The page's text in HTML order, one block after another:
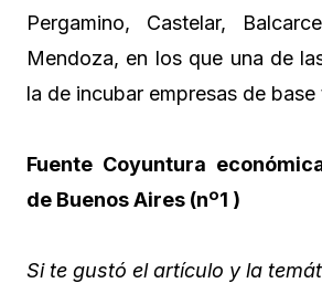
Pergamino, Castelar,
Mendoza, en los que una de
la de incubar empresas de
Fuente Coyuntura
de Buenos Aires (nº1 )
Si te gustó el artículo y la